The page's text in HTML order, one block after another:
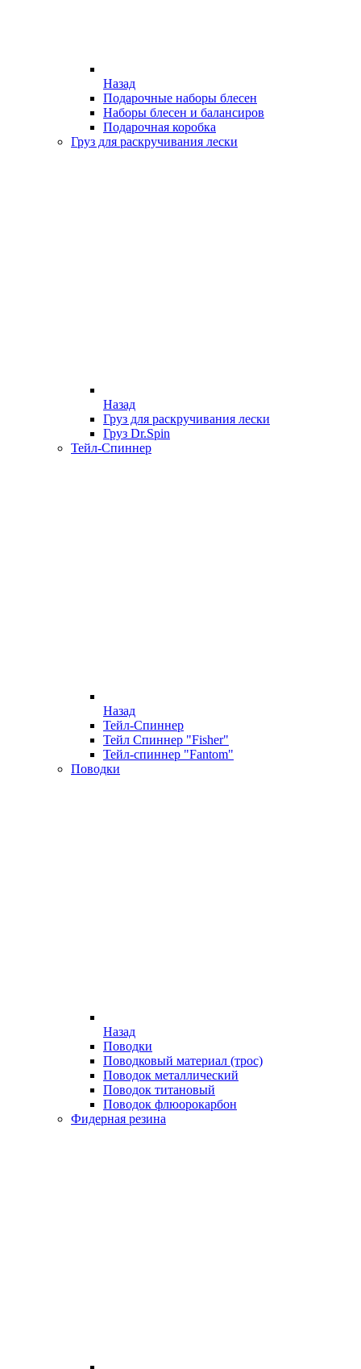
Назад
Подарочные наборы блесен
Наборы блесен и балансиров
Подарочная коробка
Груз для раскручивания лески
Назад
Груз для раскручивания лески
Груз Dr.Spin
Тейл-Спиннер
Назад
Тейл-Спиннер
Тейл Спиннер "Fisher"
Тейл-спиннер "Fantom"
Поводки
Назад
Поводки
Поводковый материал (трос)
Поводок металлический
Поводок титановый
Поводок флюорокарбон
Фидерная резина